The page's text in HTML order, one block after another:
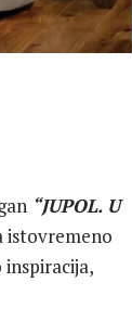
“JUPOL. U
istovremeno
inspiracija,